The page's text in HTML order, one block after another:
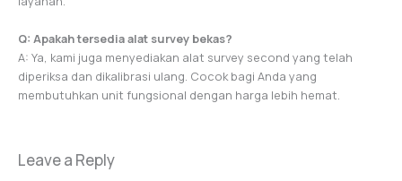
Q: Apakah tersedia alat survey bekas?
A: Ya, kami juga menyediakan alat survey second yang telah
diperiksa dan dikalibrasi ulang. Cocok bagi Anda yang
membutuhkan unit fungsional dengan harga lebih hemat.
Leave a Reply